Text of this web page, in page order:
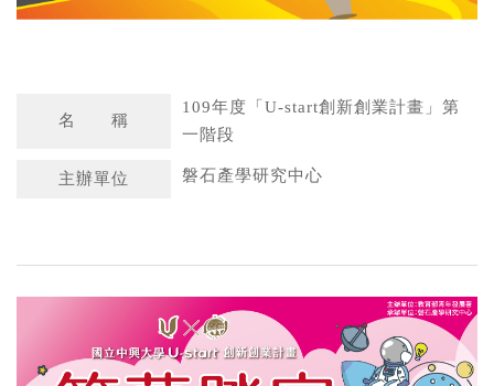
名 稱
109年度「U-start創新創業計畫」第
一階段
主辦單位 磐石產學研究中心